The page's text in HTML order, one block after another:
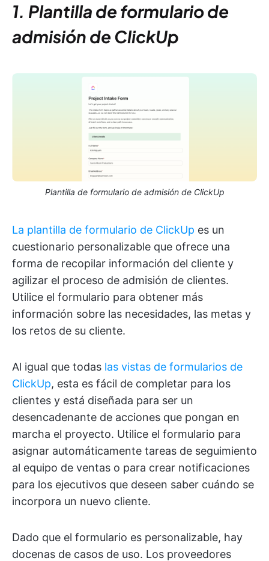
1. Plantilla de formulario de
admisión de ClickUp
Plantilla de formulario de admisión de ClickUp
La plantilla de formulario de ClickUp es un
cuestionario personalizable que ofrece una
forma de recopilar información del cliente y
agilizar el proceso de admisión de clientes.
Utilice el formulario para obtener más
información sobre las necesidades, las metas y
los retos de su cliente.
Al igual que todas las vistas de formularios de
ClickUp, esta es fácil de completar para los
clientes y está diseñada para ser un
desencadenante de acciones que pongan en
marcha el proyecto. Utilice el formulario para
asignar automáticamente tareas de seguimiento
al equipo de ventas o para crear notificaciones
para los ejecutivos que deseen saber cuándo se
incorpora un nuevo cliente.
Dado que el formulario es personalizable, hay
docenas de casos de uso. Los proveedores